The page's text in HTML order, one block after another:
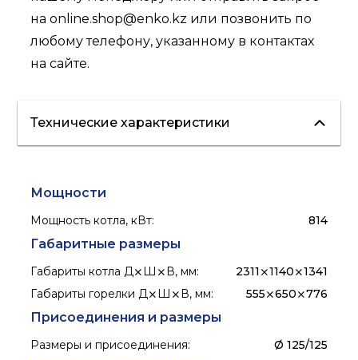
наonline.shop@enko.kz или позвонить по
любому телефону, указанному в контактах
на сайте.
Технические характеристики
Мощности
Мощность котла, кВт: 814
Габаритные размеры
Габариты котла Д⨯Ш⨯В, мм:
2311⨯1140⨯1341
Габариты горелки Д⨯Ш⨯В, мм: 555⨯650⨯776
Присоединения и размеры
Размеры и присоединения: Ø 125/125